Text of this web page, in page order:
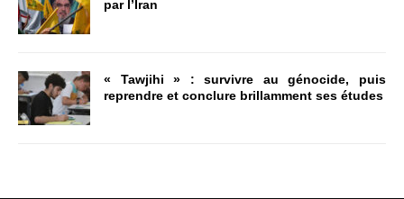
par l’Iran
« Tawjihi » : survivre au génocide, puis
reprendre et conclure brillamment ses études